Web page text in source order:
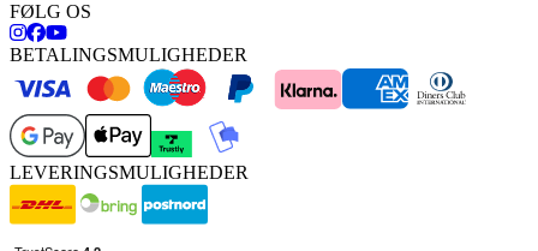
FØLG OS
BETALINGSMULIGHEDER
LEVERINGSMULIGHEDER